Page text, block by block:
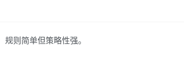
则简单但策略性强。